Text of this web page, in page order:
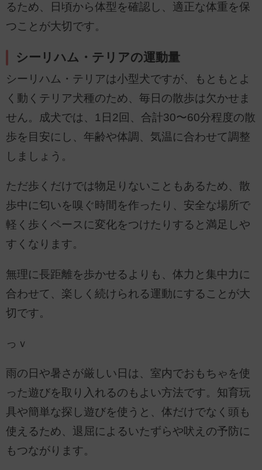
るため、日頃から体型を確認し、適正な体重を保
つことが大切です。
シーリハム・テリアの運動量
シーリハム・テリアは小型犬ですが、もともとよ
く動くテリア犬種のため、毎日の散歩は欠かせま
せん。成犬では、1日2回、合計30〜60分程度の散
歩を目安にし、年齢や体調、気温に合わせて調整
しましょう。
ただ歩くだけでは物足りないこともあるため、散
歩中に匂いを嗅ぐ時間を作ったり、安全な場所で
軽く歩くペースに変化をつけたりすると満足しや
すくなります。
無理に長距離を歩かせるよりも、体力と集中力に
合わせて、楽しく続けられる運動にすることが大
切です。
っｖ
雨の日や暑さが厳しい日は、室内でおもちゃを使
った遊びを取り入れるのもよい方法です。知育玩
具や簡単な探し遊びを使うと、体だけでなく頭も
使えるため、退屈によるいたずらや吠えの予防に
もつながります。